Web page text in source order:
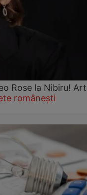
Rose la Nibiru!
românești